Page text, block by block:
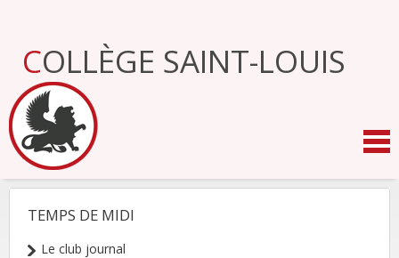
Aller
navigation
COLLÈGE SAINT-LOUIS
NAVIGATION
TEMPS DE MIDI
Le club journal